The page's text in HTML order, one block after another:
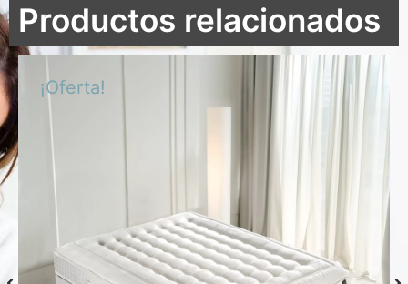
Productos relacionados
¡Oferta!